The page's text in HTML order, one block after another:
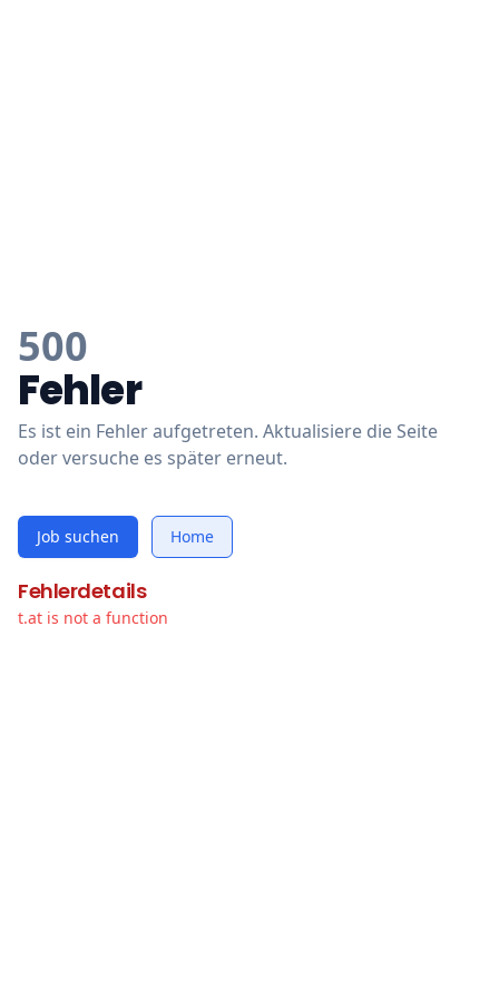
500
Fehler
Es ist ein Fehler aufgetreten. Aktualisiere die Seite
oder versuche es später erneut.
Job suchen Home
Fehlerdetails
t.at is not a function